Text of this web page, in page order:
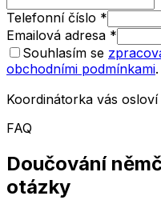
Telefonní číslo *
Emailová adresa *
Souhlasím se
obchodními podmínkami.
Koordinátorka vás
FAQ
Doučování
otázky